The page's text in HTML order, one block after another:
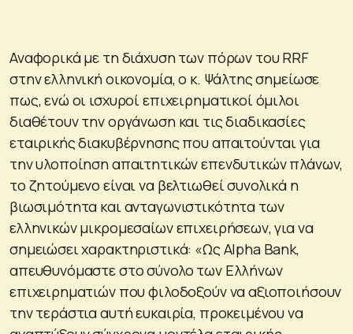
Αναφορικά με τη διάχυση των πόρων του RRF
στην ελληνική οικονομία, ο κ. Ψάλτης σημείωσε
πως, ενώ οι ισχυροί επιχειρηματικοί όμιλοι
διαθέτουν την οργάνωση και τις διαδικασίες
εταιρικής διακυβέρνησης που απαιτούνται για
την υλοποίηση απαιτητικών επενδυτικών πλάνων,
το ζητούμενο είναι να βελτιωθεί συνολικά η
βιωσιμότητα και ανταγωνιστικότητα των
ελληνικών μικρομεσαίων επιχειρήσεων, για να
σημειώσει χαρακτηριστικά: «Ως Alpha Bank,
απευθυνόμαστε στο σύνολο των Ελλήνων
επιχειρηματιών που φιλοδοξούν να αξιοποιήσουν
την τεράστια αυτή ευκαιρία, προκειμένου να